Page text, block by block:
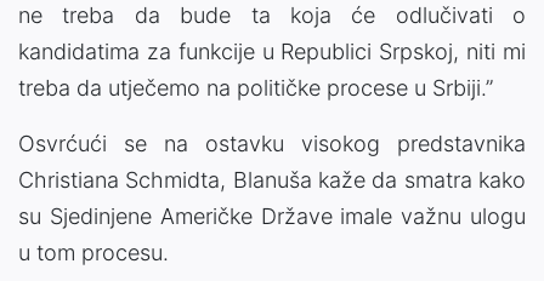
ne treba da bude ta koja će odlučivati o
kandidatima za funkcije u Republici Srpskoj, niti mi
treba da utječemo na političke procese u Srbiji.”
Osvrćući se na ostavku visokog predstavnika
Christiana Schmidta, Blanuša kaže da smatra kako
su Sjedinjene Američke Države imale važnu ulogu
u tom procesu.